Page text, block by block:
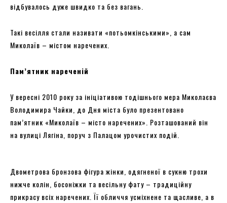
відбувалось дуже швидко та без вагань.
Такі весілля стали називати «потьомкінськими», а сам
Миколаїв – містом наречених.
Пам’ятник нареченій
У вересні 2010 року за ініціативою тодішнього мера Миколаєва
Володимира Чайки, до Дня міста було презентовано
пам’ятник «Миколаїв – місто наречених». Розташований він
на вулиці Лягіна, поруч з Палацом урочистих подій.
Двометрова бронзова фігура жінки, одягненої в сукню трохи
нижче колін, босоніжки та весільну фату – традиційну
прикрасу всіх наречених. Її обличчя усміхнене та щасливе, а в